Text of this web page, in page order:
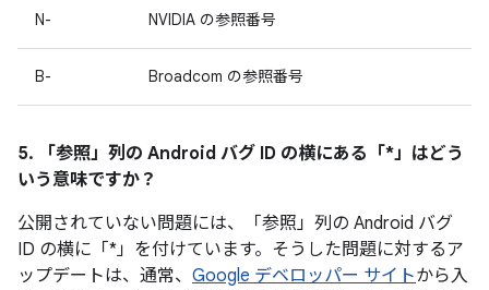
N- NVIDIA の参照番号
B- Broadcom の参照番号
5. 「参照」 列の Android バグ ID の横にある「*」はどう
いう意味ですか？
公開されていない問題には、「参照」列の Android バグ
ID の横に「*」を付けています。そうした問題に対するア
ップデートは、通常、 Google デベロッパー サイトから入